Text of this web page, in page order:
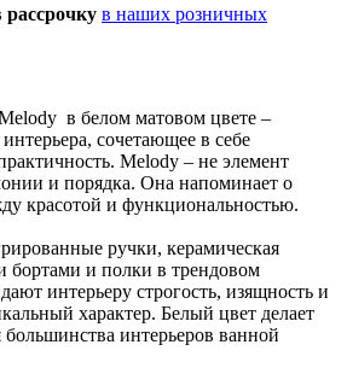
рассрочку в наших розничных
в белом матовом цвете –
сочетающее в себе
Melody – не элемент
и порядка. Она напоминает о
красотой и функциональностью.
ручки, керамическая
бортами и полки в трендовом
интерьеру строгость, изящность и
характер. Белый цвет делает
интерьеров ванной